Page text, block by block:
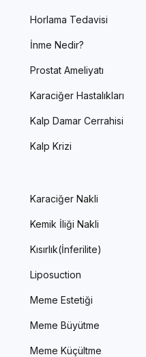
Horlama Tedavisi
İnme Nedir?
Prostat Ameliyatı
Karaciğer Hastalıkları
Kalp Damar Cerrahisi
Kalp Krizi
Karaciğer Nakli
Kemik İliği Nakli
Kısırlık(İnferilite)
Liposuction
Meme Estetiği
Meme Büyütme
Meme Küçültme